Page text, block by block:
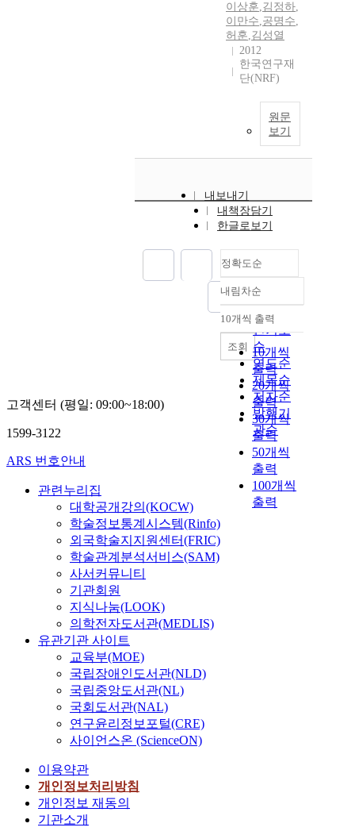
이상훈,김정하,
이만수,공명수,
허훈,김성열
2012
한국연구재
단(NRF)
원문
보기
내보내기
내책장담기
한글로보기
정확도순
정확도
순
인기도
순
연도순
제목순
저자순
발행기
관순
내림차순
내림차순
10개씩 출력
10개씩
출력
20개씩
출력
30개씩
출력
50개씩
출력
100개씩
출력
조회
고객센터 (평일: 09:00~18:00)
1599-3122
ARS 번호안내
관련누리집
대학공개강의(KOCW)
학술정보통계시스템(Rinfo)
외국학술지지원센터(FRIC)
학술관계분석서비스(SAM)
사서커뮤니티
기관회원
지식나눔(LOOK)
의학전자도서관(MEDLIS)
유관기관 사이트
교육부(MOE)
국립장애인도서관(NLD)
국립중앙도서관(NL)
국회도서관(NAL)
연구윤리정보포털(CRE)
사이언스온 (ScienceON)
이용약관
개인정보처리방침
개인정보 재동의
기관소개